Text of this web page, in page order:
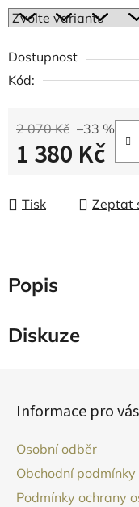
Dostupnost
Kód:
2 070 Kč –33 %
1 380 Kč
Tisk Zeptat
Popis
Diskuze
Informace pro vás
Osobní odběr
Obchodní podmínky
Podmínky ochrany